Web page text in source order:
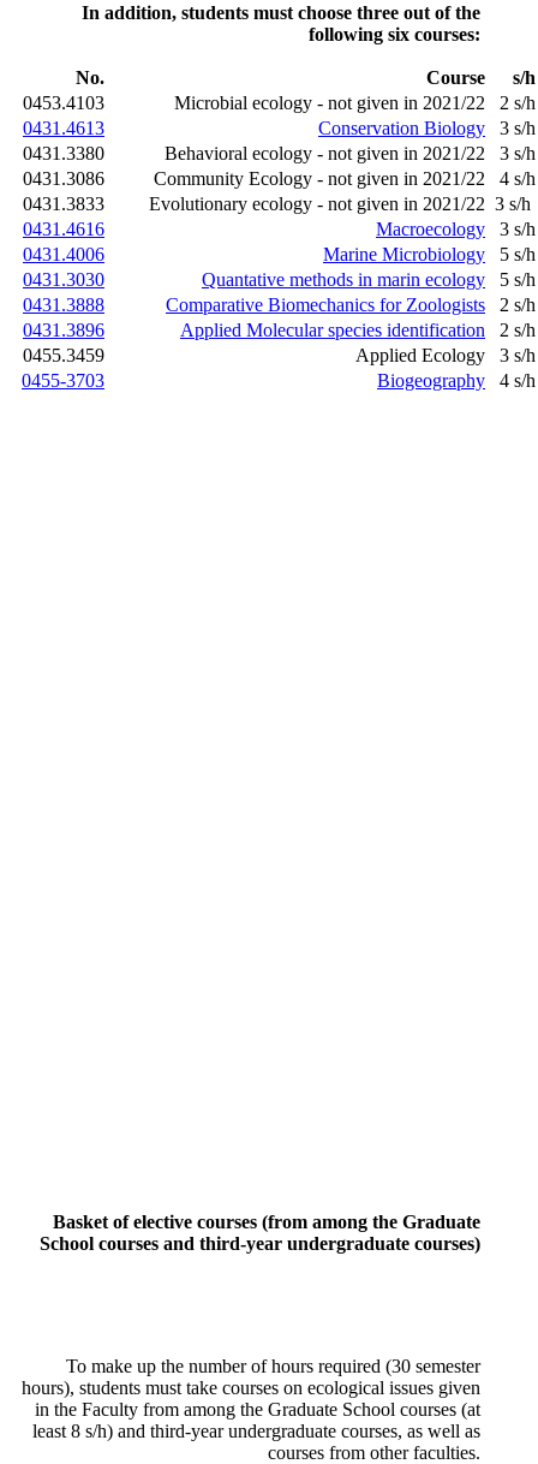
In addition, students must choose three out of the
following six courses:
No. Course
s/h
0453.4103
Microbial ecology - not given in 2021/22
2 s/h
0431.4613
Conservation Biology
3 s/h
0431.3380
Behavioral ecology - not given in 2021/22
3 s/h
0431.3086
Community Ecology - not given in 2021/22
4 s/h
0431.3833
Evolutionary ecology - not given in 2021/22 3 s/h
0431.4616
Macroecology
3 s/h
0431.4006
Marine Microbiology
5 s/h
0431.3030
Quantative methods in marin ecology
5 s/h
0431.3888
Comparative Biomechanics for Zoologists
2 s/h
0431.3896
Applied Molecular species identification
2 s/h
0455.3459
Applied Ecology
3 s/h
0455-3703
Biogeography 4 s/h
Basket of elective courses (from among the Graduate
School courses and third-year undergraduate courses)
To make up the number of hours required (30 semester
hours), students must take courses on ecological issues given
in the Faculty from among the Graduate School courses (at
least 8 s/h) and third-year undergraduate courses, as well as
courses from other faculties.